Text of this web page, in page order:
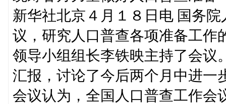
新华社北京４月１８日电 国务
议，研究人口普查各项准备工作
领导小组组长李铁映主持了会议
汇报，讨论了今后两个月中进一
会议认为，全国人口普查工作会